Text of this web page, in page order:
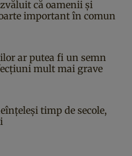
că oamenii și
important în comun
ar putea fi un semn
mult mai grave
timp de secole,